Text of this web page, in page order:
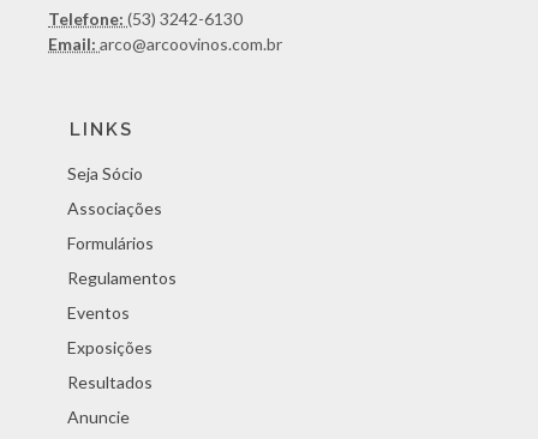
Telefone: (53) 3242-6130
Email: arco@arcoovinos.com.br
LINKS
Seja Sócio
Associações
Formulários
Regulamentos
Eventos
Exposições
Resultados
Anuncie